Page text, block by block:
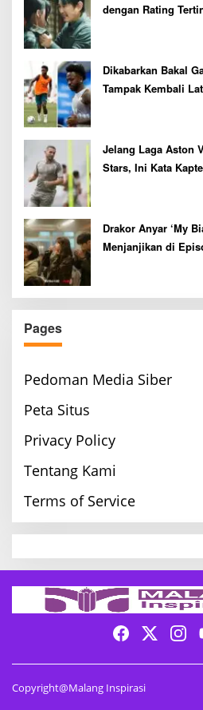
dengan Rating
Dikabarkan Bakal
Tampak Kembali
Jelang Laga Aston
Stars, Ini Kata
Drakor Anyar ‘My
Menjanjikan di
Pages
Pedoman Media Siber
Peta Situs
Privacy Policy
Tentang Kami
Terms of Service
Copyright@Malang Inspirasi